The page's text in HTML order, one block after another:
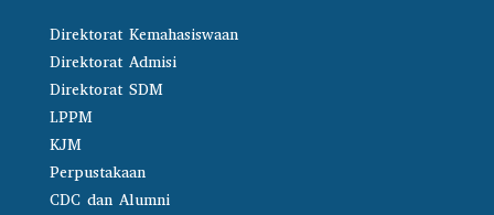
Direktorat Kemahasiswaan
Direktorat Admisi
Direktorat SDM
LPPM
KJM
Perpustakaan
CDC dan Alumni